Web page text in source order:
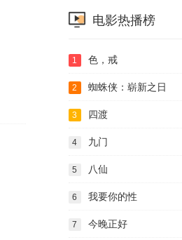
电影热播榜
1 色，戒
2 蜘蛛侠：崭新之日
3 四渡
4 九门
5 八仙
6 我要你的性
7 今晚正好